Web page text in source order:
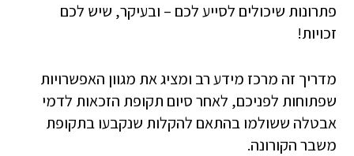
פתרונות שיכולים לסייע לכם – ובעיקר, שיש לכם
זכויות!
מדריך זה מרכז מידע רב ומציג את מגוון האפשרויות
שפתוחות לפניכם, לאחר סיום תקופת הזכאות לדמי
אבטלה ששולמו בהתאם להקלות שנקבעו בתקופת
משבר הקורונה.